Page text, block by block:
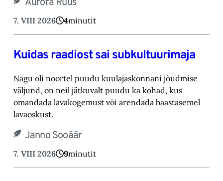
7. VIII 2026 4minutit
Kuidas raadiost sai subkultuurimaja
Nagu oli noortel puudu kuulajaskonnani jõudmise
väljund, on neil jätkuvalt puudu ka kohad, ‎kus
omandada lavakogemust või arendada baastasemel
lavaoskust.‎
Janno Sooäär
7. VIII 2026 9minutit